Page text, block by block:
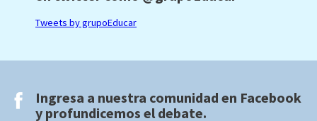
Tweets by grupoEducar
Ingresa a nuestra comunidad en Facebook
y profundicemos el debate.